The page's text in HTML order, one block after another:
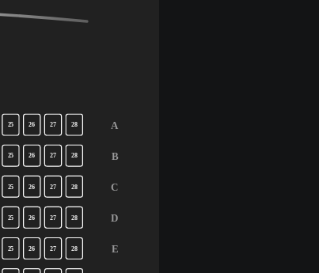
A
B
C
D
E
25 26 27 28
25 26 27 28
25 26 27 28
25 26 27 28
25 26 27 28